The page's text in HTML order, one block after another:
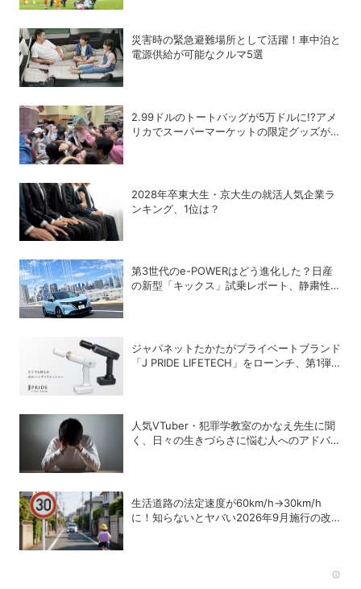
災害時の緊急避難場所として活躍！車中泊と
電源供給が可能なクルマ5選
2.99ドルのトートバッグが5万ドルに!?アメ
リカでスーパーマーケットの限定グッズが争
2028年卒東大生・京大生の就活人気企業ラ
ンキング、1位は？
第3世代のe-POWERはどう進化した？日産
の新型「キックス」試乗レポート、静粛性・
ジャパネットたかたがプライベートブランド
「J PRIDE LIFETECH」をローンチ、第1弾
人気VTuber・犯罪学教室のかなえ先生に聞
く、日々の生きづらさに悩む人へのアドバイ
生活道路の法定速度が60km/h→30km/h
に！知らないとヤバい2026年9月施行の改